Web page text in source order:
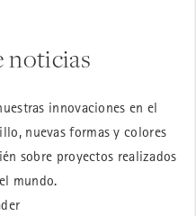
noticias
innovaciones en el
nuevas formas y colores
sobre proyectos realizados
mundo.